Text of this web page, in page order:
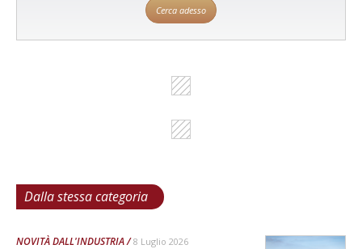
Cerca adesso
Dalla stessa categoria
NOVITÀ DALL'INDUSTRIA 8 Luglio 2026